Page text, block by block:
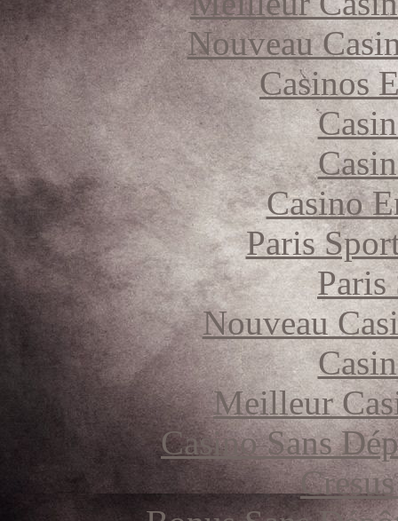
Nouveau
Casinos
Casino
Paris
Nouveau
Meilleur
Casino Sans